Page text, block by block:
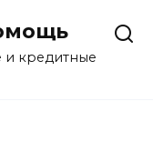
и кредитные